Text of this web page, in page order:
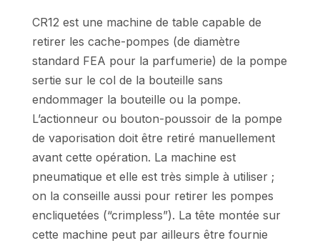
CR12 est une machine de table capable de
retirer les cache-pompes (de diamètre
standard FEA pour la parfumerie) de la pompe
sertie sur le col de la bouteille sans
endommager la bouteille ou la pompe.
L’actionneur ou bouton-poussoir de la pompe
de vaporisation doit être retiré manuellement
avant cette opération. La machine est
pneumatique et elle est très simple à utiliser ;
on la conseille aussi pour retirer les pompes
encliquetées (“crimpless”). La tête montée sur
cette machine peut par ailleurs être fournie